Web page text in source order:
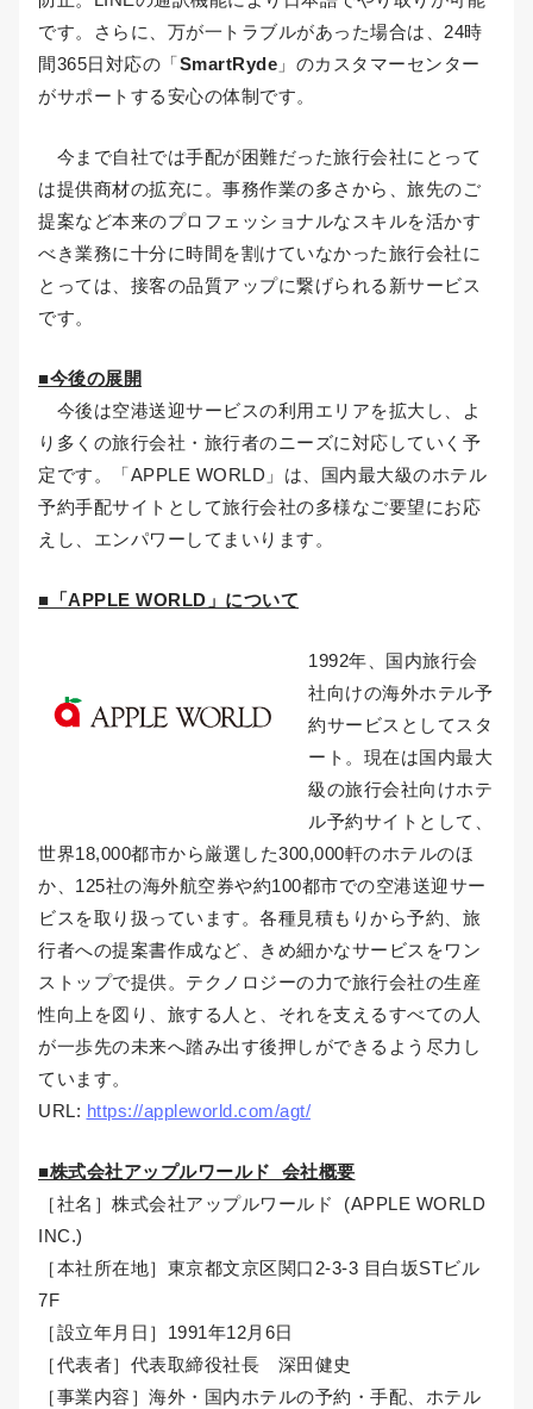
です。さらに、万が一トラブルがあった場合は、24時
間365日対応の「SmartRyde 」のカスタマーセンター
がサポートする安心の体制です。
今まで自社では手配が困難だった旅行会社にとって
は提供商材の拡充に。事務作業の多さから、旅先のご
提案など本来のプロフェッショナルなスキルを活かす
べき業務に十分に時間を割けていなかった旅行会社に
とっては、接客の品質アップに繋げられる新サービス
です。
■今後の展開
今後は空港送迎サービスの利用エリアを拡大し、よ
り多くの旅行会社・旅行者のニーズに対応していく予
定です。「APPLE WORLD」は、国内最大級のホテル
予約手配サイトとして旅行会社の多様なご要望にお応
えし、エンパワーしてまいります。
■「APPLE WORLD」について
1992年、国内旅行会
社向けの海外ホテル予
約サービスとしてスタ
ート。現在は国内最大
級の旅行会社向けホテ
ル予約サイトとして、
世界18,000都市から厳選した300,000軒のホテルのほ
か、125社の海外航空券や約100都市での空港送迎サー
ビスを取り扱っています。各種見積もりから予約、旅
行者への提案書作成など、きめ細かなサービスをワン
ストップで提供。テクノロジーの力で旅行会社の生産
性向上を図り、旅する人と、それを支えるすべての人
が一歩先の未来へ踏み出す後押しができるよう尽力し
ています。
URL: https://appleworld.com/agt/
■株式会社アップルワールド 会社概要
［社名］株式会社アップルワールド (APPLE WORLD
INC.)
［本社所在地］東京都文京区関口2-3-3 目白坂STビル
7F
［設立年月日］1991年12月6日
［代表者］代表取締役社長 深田健史
［事業内容］海外・国内ホテルの予約・手配、ホテル